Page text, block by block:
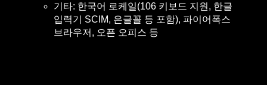
기타: 한국어 로케일(106 키보드 지원, 한글
입력기 SCIM, 은글꼴 등 포함), 파이어폭스
브라우저, 오픈 오피스 등